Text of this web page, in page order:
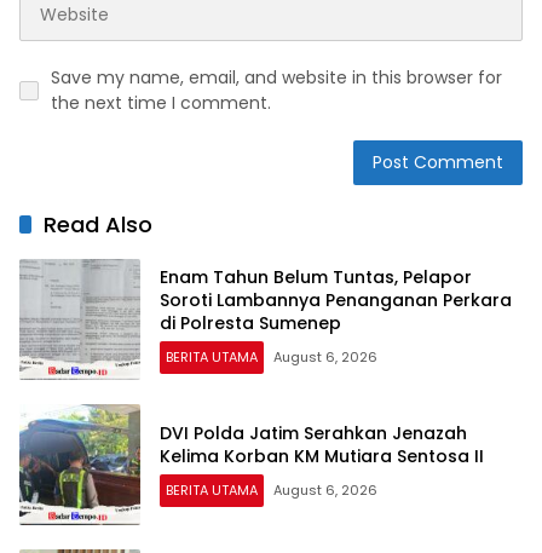
Save my name, email, and website in this browser for
the next time I comment.
Read Also
Enam Tahun Belum Tuntas, Pelapor
Soroti Lambannya Penanganan Perkara
di Polresta Sumenep
BERITA UTAMA August 6, 2026
DVI Polda Jatim Serahkan Jenazah
Kelima Korban KM Mutiara Sentosa II
BERITA UTAMA August 6, 2026